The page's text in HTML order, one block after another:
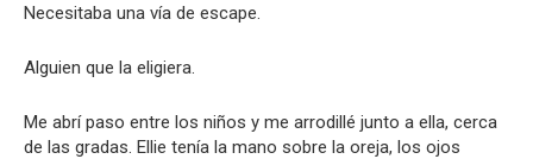
Necesitaba una vía de escape.
Alguien que la eligiera.
Me abrí paso entre los niños y me arrodillé junto a ella, cerca
de las gradas. Ellie tenía la mano sobre la oreja, los ojos